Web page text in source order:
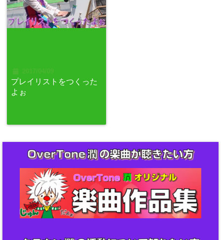
プレイリストをつくった
よぉ